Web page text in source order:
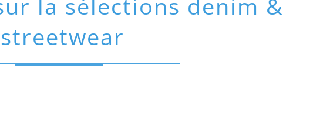
la sélections denim &
streetwear